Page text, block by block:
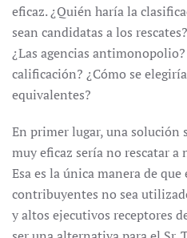
eficaz. ¿Quién haría la
sean candidatas a los
¿Las agencias
calificación? ¿Cómo se
equivalentes?
En primer lugar, una solución
muy eficaz sería no rescatar a
Esa es la única manera de
contribuyentes no sea
y altos ejecutivos receptores